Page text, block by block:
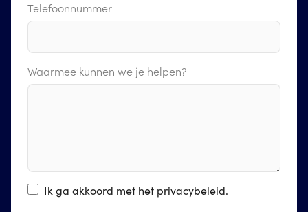
Telefoonnummer
Waarmee kunnen we je helpen?
Ik ga akkoord met het privacybeleid.